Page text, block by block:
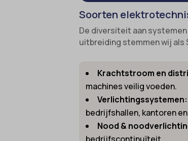
Soorten
De diversiteit aan
uitbreiding stemmen wij als
Krachtstroom en
machines veilig voeden.
Verlichtingssystemen:
bedrijfshallen, kantoren
Nood &
bedrijfscontinuïteit.